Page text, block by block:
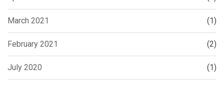
March 2021 (1)
February 2021 (2)
July 2020 (1)